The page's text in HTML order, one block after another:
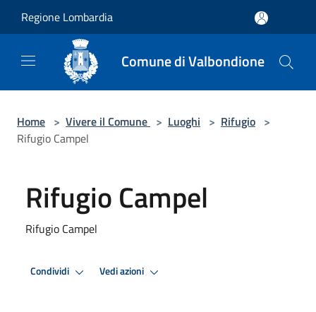
Regione Lombardia
Comune di Valbondione
Home > Vivere il Comune > Luoghi > Rifugio >
Rifugio Campel
Rifugio Campel
Rifugio Campel
Condividi Vedi azioni